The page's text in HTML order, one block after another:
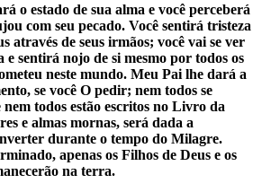
o estado de sua alma e você perceberá
com seu pecado. Você sentirá tristeza
através de seus irmãos; você vai se ver
e sentirá nojo de si mesmo por todos os
neste mundo. Meu Pai lhe dará a
se você O pedir; nem todos se
todos estão escritos no Livro da
e almas mornas, será dada a
durante o tempo do Milagre.
apenas os Filhos de Deus e os
na terra.